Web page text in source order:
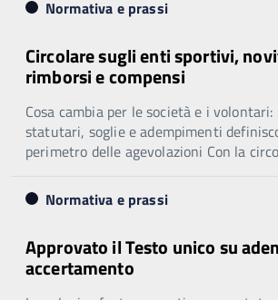
Normativa e prassi
Circolare sugli enti sportivi,
rimborsi e compensi
Cosa cambia per le società e i
statutari, soglie e adempimenti
perimetro delle agevolazioni Con la
Normativa e prassi
Approvato il Testo unico su
accertamento